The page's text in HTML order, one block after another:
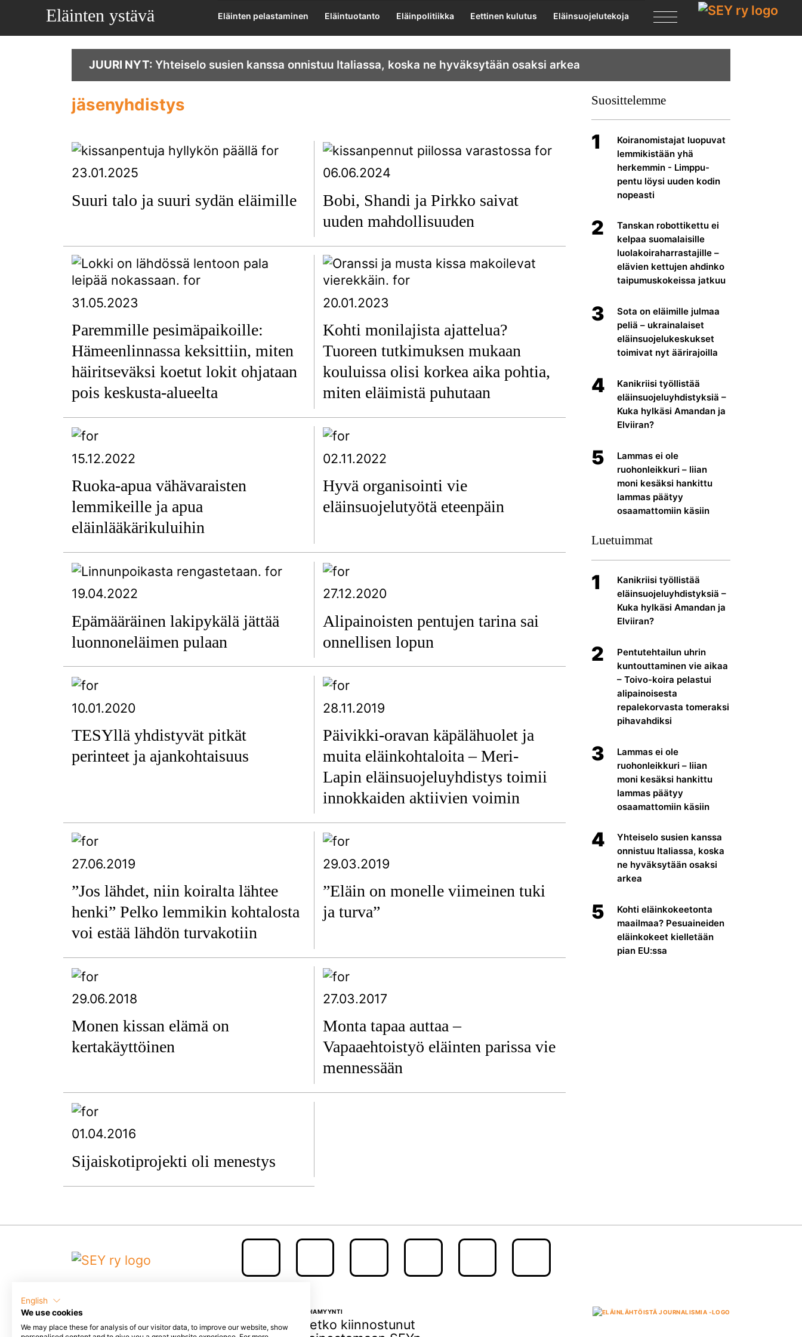
Eläinten ystävä Eläinten pelastaminen Eläintuotanto Eläinpolitiikka Eettinen kulutus Eläinsuojelutekoja
JUURI NYT: Yhteiselo susien kanssa onnistuu Italiassa, koska ne hyväksytään osaksi arkea
jäsenyhdistys
23.01.2025
Suuri talo ja suuri sydän eläimille
06.06.2024
Bobi, Shandi ja Pirkko saivat
uuden mahdollisuuden
31.05.2023
Paremmille pesimäpaikoille:
Hämeenlinnassa keksittiin, miten
häiritseväksi koetut lokit ohjataan
pois keskusta-alueelta
20.01.2023
Kohti monilajista ajattelua?
Tuoreen tutkimuksen mukaan
kouluissa olisi korkea aika pohtia,
miten eläimistä puhutaan
15.12.2022
Ruoka-apua vähävaraisten
lemmikeille ja apua
eläinlääkärikuluihin
02.11.2022
Hyvä organisointi vie
eläinsuojelutyötä eteenpäin
19.04.2022
Epämääräinen lakipykälä jättää
luonnoneläimen pulaan
27.12.2020
Alipainoisten pentujen tarina sai
onnellisen lopun
10.01.2020
TESYllä yhdistyvät pitkät
perinteet ja ajankohtaisuus
28.11.2019
Päivikki-oravan käpälähuolet ja
muita eläinkohtaloita – Meri-
Lapin eläinsuojeluyhdistys toimii
innokkaiden aktiivien voimin
27.06.2019
”Jos lähdet, niin koiralta lähtee
henki” Pelko lemmikin kohtalosta
voi estää lähdön turvakotiin
29.03.2019
”Eläin on monelle viimeinen tuki
ja turva”
29.06.2018
Monen kissan elämä on
kertakäyttöinen
27.03.2017
Monta tapaa auttaa –
Vapaaehtoistyö eläinten parissa vie
mennessään
01.04.2016
Sijaiskotiprojekti oli menestys
Suosittelemme
1
Koiranomistajat luopuvat
lemmikistään yhä
herkemmin - Limppu-
pentu löysi uuden kodin
nopeasti
2
Tanskan robottikettu ei
kelpaa suomalaisille
luolakoiraharrastajille –
elävien kettujen ahdinko
taipumuskokeissa jatkuu
3
Sota on eläimille julmaa
peliä – ukrainalaiset
eläinsuojelukeskukset
toimivat nyt äärirajoilla
4
Kanikriisi työllistää
eläinsuojeluyhdistyksiä –
Kuka hylkäsi Amandan ja
Elviiran?
5
Lammas ei ole
ruohonleikkuri – liian
moni kesäksi hankittu
lammas päätyy
osaamattomiin käsiin
Luetuimmat
1
Kanikriisi työllistää
eläinsuojeluyhdistyksiä –
Kuka hylkäsi Amandan ja
Elviiran?
2
Pentutehtailun uhrin
kuntouttaminen vie aikaa
– Toivo-koira pelastui
alipainoisesta
repalekorvasta tomeraksi
pihavahdiksi
3
Lammas ei ole
ruohonleikkuri – liian
moni kesäksi hankittu
lammas päätyy
osaamattomiin käsiin
4
Yhteiselo susien kanssa
onnistuu Italiassa, koska
ne hyväksytään osaksi
arkea
5
Kohti eläinkokeetonta
maailmaa? Pesuaineiden
eläinkokeet kielletään
pian EU:ssa
YHTEYSTIEDOT
SEY Suomen eläinsuojelu,
MEDIAMYYNTI
Oletko kiinnostunut
English
We use cookies
We may place these for analysis of our visitor data, to improve our website, show